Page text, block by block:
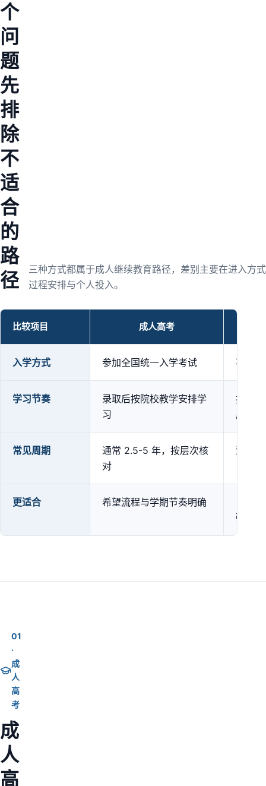
个
问
题
先
排
除
不
适
合
的
路
径
三种方式都属于成人继续教育路径，差别主要在进入方
过程安排与个人投入。
比较项目 成人高考
入学方式 参加全国统一入学考试 不设
学习节奏
录取后按院校教学安排学
习
按专
成
常见周期
通常 2.5-5 年，按层次核
对
没有
更适合 希望流程与学期节奏明确
强
01
·
成
人
高
考
成
人
高